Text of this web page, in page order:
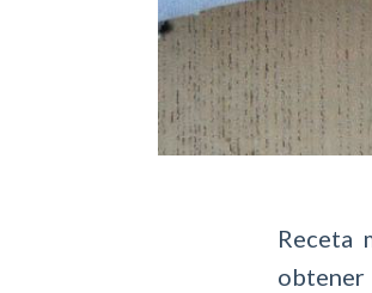
Receta
obtener